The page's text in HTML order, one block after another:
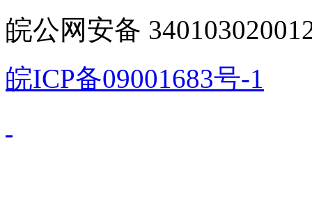
皖公网安备
皖ICP备09001683号-1